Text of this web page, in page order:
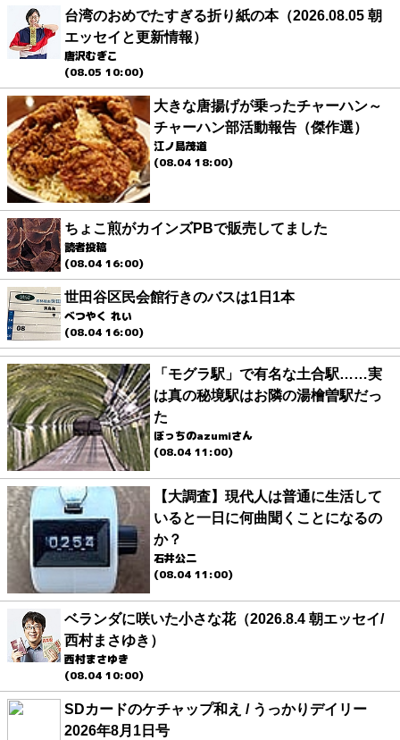
台湾のおめでたすぎる折り紙の本（2026.08.05 朝
エッセイと更新情報）
唐沢むぎこ
(08.05 10:00)
大きな唐揚げが乗ったチャーハン～
チャーハン部活動報告（傑作選）
江ノ島茂道
(08.04 18:00)
ちょこ煎がカインズPBで販売してました
読者投稿
(08.04 16:00)
世田谷区民会館行きのバスは1日1本
べつやく れい
(08.04 16:00)
「モグラ駅」で有名な土合駅……実
は真の秘境駅はお隣の湯檜曽駅だっ
た
ぼっちのazumiさん
(08.04 11:00)
【大調査】現代人は普通に生活して
いると一日に何曲聞くことになるの
か？
石井公二
(08.04 11:00)
ベランダに咲いた小さな花（2026.8.4 朝エッセイ/
西村まさゆき）
西村まさゆき
(08.04 10:00)
SDカードのケチャップ和え / うっかりデイリー
2026年8月1日号